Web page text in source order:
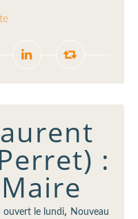
:
ouvert le lundi, Nouveau